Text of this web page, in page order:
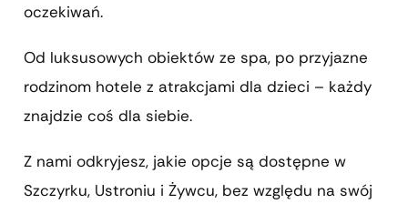
oczekiwań.
Od luksusowych obiektów ze spa, po przyjazne
rodzinom hotele z atrakcjami dla dzieci – każdy
znajdzie coś dla siebie.
Z nami odkryjesz, jakie opcje są dostępne w
Szczyrku, Ustroniu i Żywcu, bez względu na swój